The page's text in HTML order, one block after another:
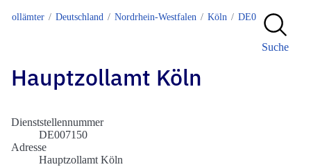
Zollämter Deutschland Nordrhein-Westfalen Köln DE007150
Suche
Hauptzollamt Köln
Dienststellennummer
DE007150
Adresse
Hauptzollamt Köln